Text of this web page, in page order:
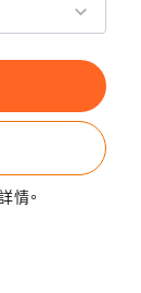
情。